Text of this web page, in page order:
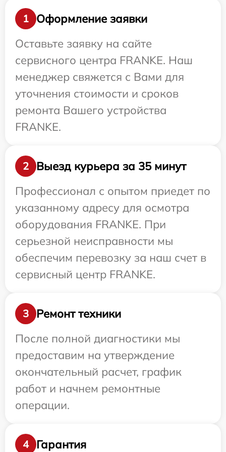
1
Оформление заявки
Оставьте заявку на сайте
сервисного центра FRANKE. Наш
менеджер свяжется с Вами для
уточнения стоимости и сроков
ремонта Вашего устройства
FRANKE.
2
Выезд курьера за 35 минут
Профессионал с опытом приедет по
указанному адресу для осмотра
оборудования FRANKE. При
серьезной неисправности мы
обеспечим перевозку за наш счет в
сервисный центр FRANKE.
3
Ремонт техники
После полной диагностики мы
предоставим на утверждение
окончательный расчет, график
работ и начнем ремонтные
операции.
4
Гарантия